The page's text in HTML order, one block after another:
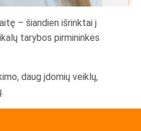
– šiandien išrinktai į
tarybos pirmininkės
daug įdomių veiklų,